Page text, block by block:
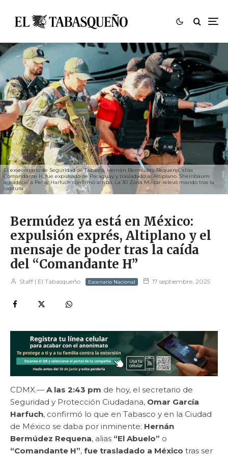
El exsecretario de Seguridad de Tabasco, Hernán Bermúdez Requena, alias
Comandante H, fue expulsado de Paraguay y trasladado al Altiplano. Sheinbaum
agradeció a Peña; Harfuch confirmó arribo. La 30 Zona Militar relevó mando tras la
captura.
Bermúdez ya está en México:
expulsión exprés, Altiplano y el
mensaje de poder tras la caída
del “Comandante H”
Staff | El Tabasqueño Escenario Nacional 17 septiembre, 2025
CDMX.— A las 2:43 pm de hoy, el secretario de
Seguridad y Protección Ciudadana, Omar García
Harfuch, confirmó lo que en Tabasco y en la Ciudad
de México se daba por inminente: Hernán
Bermúdez Requena, alias “El Abuelo” o
“Comandante H”, fue trasladado a México tras ser